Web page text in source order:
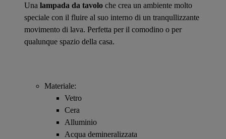
Una lampada da tavolo che crea un ambiente molto
speciale con il fluire al suo interno di un tranqullizzante
movimento di lava. Perfetta per il comodino o per
qualunque spazio della casa.
Materiale:
Vetro
Cera
Alluminio
Acqua demineralizzata